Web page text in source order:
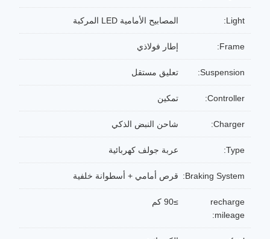
Light: المصابيح الأمامية LED المركبة
Frame: إطار فولاذي
Suspension: تعليق مستقل
Controller: تمكين
Charger: شاحن النبض الذكي
Type: عربة جولف كهربائية
Braking System: قرص أمامي + أسطوانة خلفية
recharge
mileage:
≥90 كم